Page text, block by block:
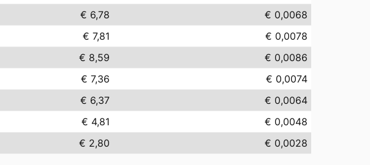
€ 6,78
€ 0,0068
€ 7,81
€ 0,0078
€ 8,59
€ 0,0086
€ 7,36
€ 0,0074
€ 6,37
€ 0,0064
€ 4,81
€ 0,0048
€ 2,80 € 0,0028